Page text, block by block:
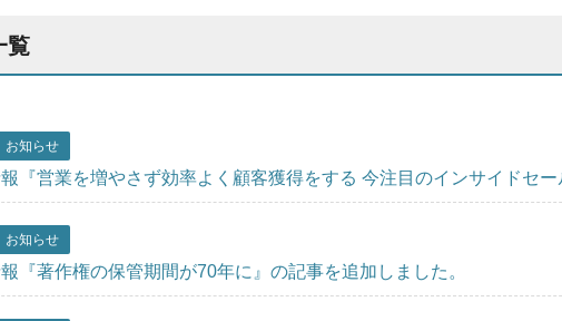
覧
お知らせ
『営業を増やさず効率よく顧客獲得をする 今注目のインサイドセ
お知らせ
『著作権の保管期間が70年に』の記事を追加しました。